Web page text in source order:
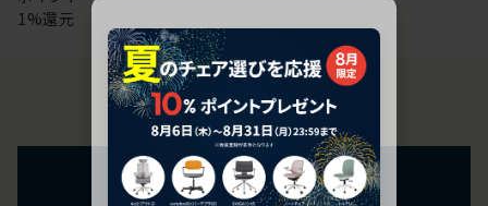
1%還元
お問い合わせ
フォームからのお問い合わせ